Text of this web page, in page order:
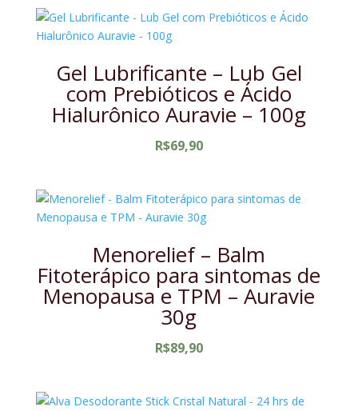
Gel Lubrificante – Lub Gel
com Prebióticos e Ácido
Hialurônico Auravie – 100g
R$69,90
Menorelief – Balm
Fitoterápico para sintomas de
Menopausa e TPM – Auravie
30g
R$89,90